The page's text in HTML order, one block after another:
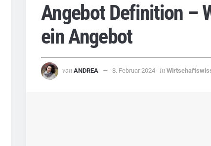
Angebot Definition –
ein Angebot
von ANDREA 8. Februar 2024 in